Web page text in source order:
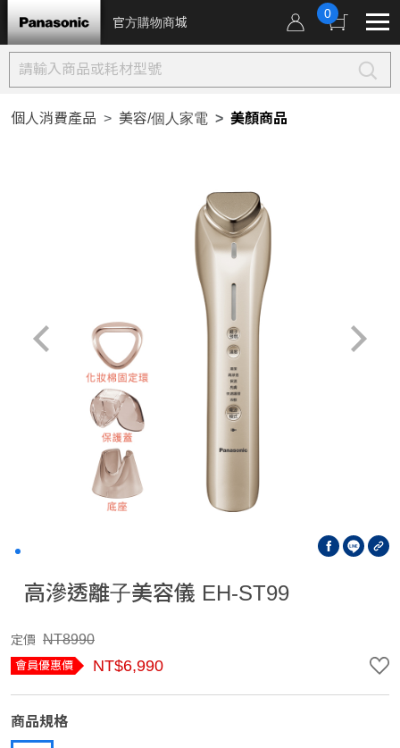
官方購物商城
0
個人消費產品 美容/個人家電 美顏商品
高滲透離子美容儀 EH-ST99
定價 NT8990
會員優惠價 NT$6,990
商品規格